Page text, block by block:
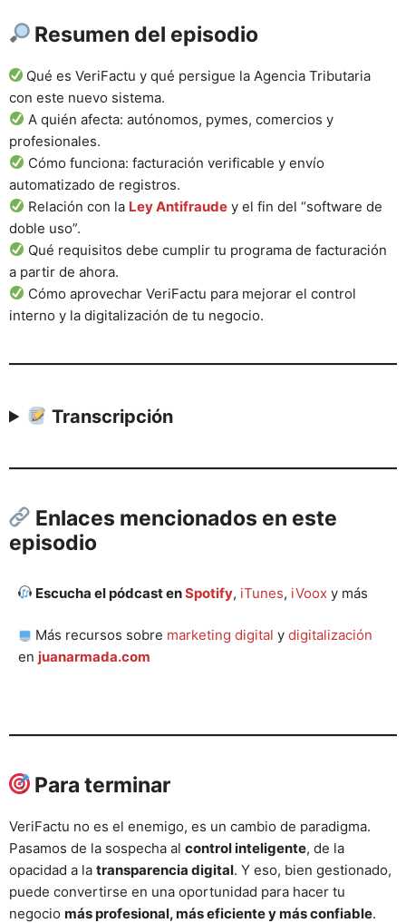
Resumen del episodio
Qué es VeriFactu y qué persigue la Agencia Tributaria
con este nuevo sistema.
A quién afecta: autónomos, pymes, comercios y
profesionales.
Cómo funciona: facturación verificable y envío
automatizado de registros.
Relación con la Ley Antifraude y el fin del “software de
doble uso”.
Qué requisitos debe cumplir tu programa de facturación
a partir de ahora.
Cómo aprovechar VeriFactu para mejorar el control
interno y la digitalización de tu negocio.
Transcripción
Enlaces mencionados en este
episodio
Escucha el pódcast enSpotify, iTunes, iVoox y más
Más recursos sobre marketing digital y digitalización
en juanarmada.com
Para terminar
VeriFactu no es el enemigo, es un cambio de paradigma.
Pasamos de la sospecha al control inteligente, de la
opacidad a la transparencia digital. Y eso, bien gestionado,
puede convertirse en una oportunidad para hacer tu
negocio más profesional, más eficiente y más confiable.